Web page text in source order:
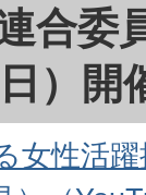
合委
）開
女性活